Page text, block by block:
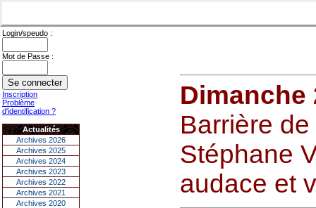
Login/speudo :
Mot de Passe :
Inscription
Problème
d'identification ?
Actualités
Archives 2026
Archives 2025
Archives 2024
Archives 2023
Archives 2022
Archives 2021
Archives 2020
Dimanche
Barrière
Stéphane
audace et